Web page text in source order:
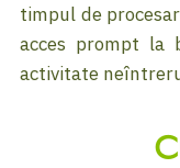
timpul de
acces prompt la
activitate